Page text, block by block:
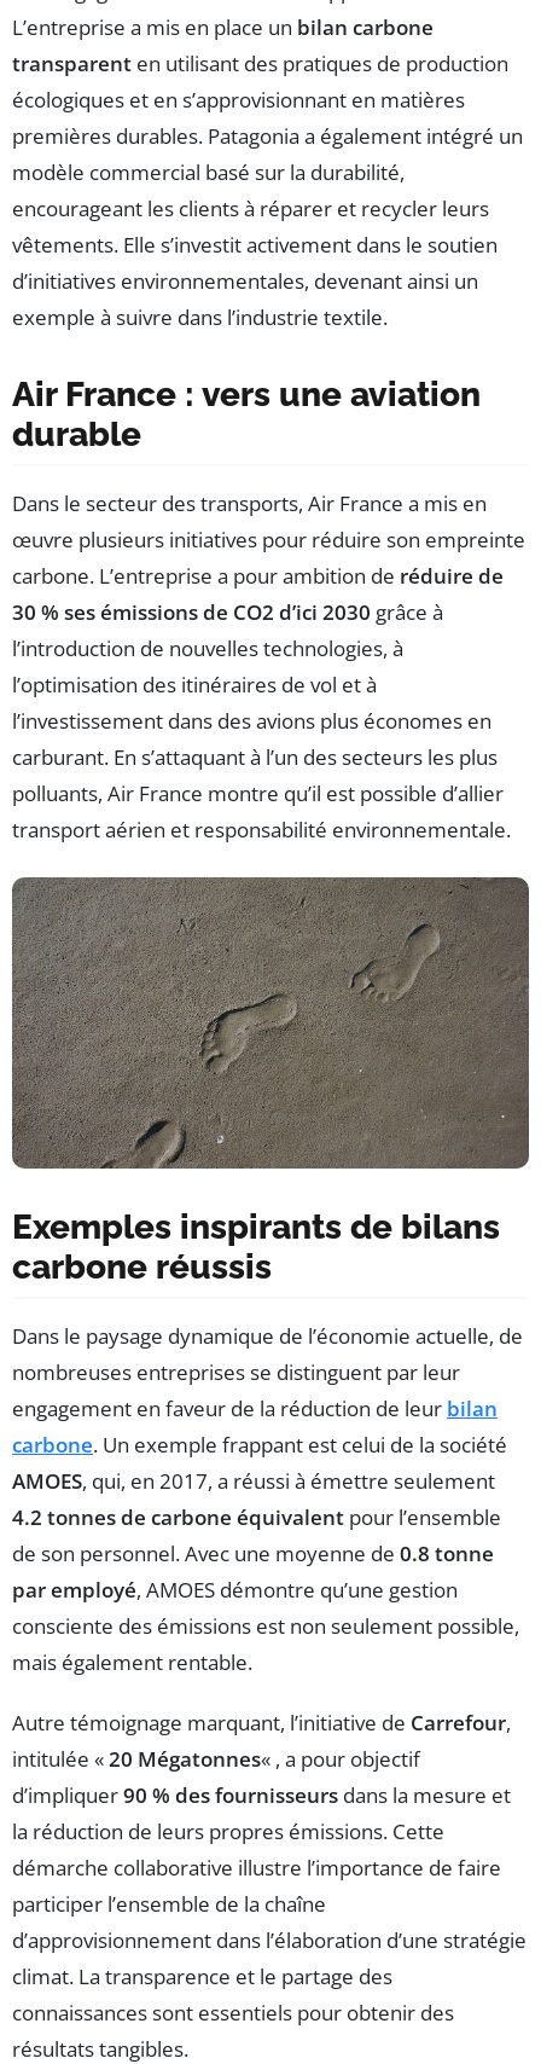
L’entreprise a mis en place un bilan carbone
transparent en utilisant des pratiques de production
écologiques et en s’approvisionnant en matières
premières durables. Patagonia a également intégré un
modèle commercial basé sur la durabilité,
encourageant les clients à réparer et recycler leurs
vêtements. Elle s’investit activement dans le soutien
d’initiatives environnementales, devenant ainsi un
exemple à suivre dans l’industrie textile.
Air France : vers une aviation
durable
Dans le secteur des transports, Air France a mis en
œuvre plusieurs initiatives pour réduire son empreinte
carbone. L’entreprise a pour ambition de réduire de
30 % ses émissions de CO2 d’ici 2030 grâce à
l’introduction de nouvelles technologies, à
l’optimisation des itinéraires de vol et à
l’investissement dans des avions plus économes en
carburant. En s’attaquant à l’un des secteurs les plus
polluants, Air France montre qu’il est possible d’allier
transport aérien et responsabilité environnementale.
Exemples inspirants de bilans
carbone réussis
Dans le paysage dynamique de l’économie actuelle, de
nombreuses entreprises se distinguent par leur
engagement en faveur de la réduction de leur bilan
carbone. Un exemple frappant est celui de la société
AMOES, qui, en 2017, a réussi à émettre seulement
4.2 tonnes de carbone équivalent pour l’ensemble
de son personnel. Avec une moyenne de 0.8 tonne
par employé, AMOES démontre qu’une gestion
consciente des émissions est non seulement possible,
mais également rentable.
Autre témoignage marquant, l’initiative de Carrefour,
intitulée «20 Mégatonnes« , a pour objectif
d’impliquer90 % des fournisseurs dans la mesure et
la réduction de leurs propres émissions. Cette
démarche collaborative illustre l’importance de faire
participer l’ensemble de la chaîne
d’approvisionnement dans l’élaboration d’une stratégie
climat. La transparence et le partage des
connaissances sont essentiels pour obtenir des
résultats tangibles.